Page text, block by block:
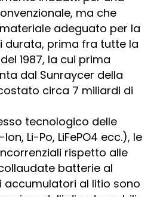
ma che
adeguato per la
durata, prima fra tutte la
1987, la cui prima
dal Sunraycer della
circa 7 miliardi di
tecnologico delle
Li-Po, LiFePO4 ecc.), le
rispetto alle
batterie al
accumulatori al litio sono